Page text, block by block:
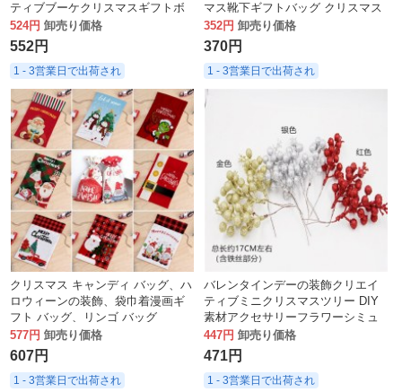
ティブブーケクリスマスギフトボ
ックスボタン銅線ライトパーティ
ー中庭
524円 卸売り価格
552円
1 - 3営業日で出荷され
マス靴下ギフトバッグ クリスマス
キャンディーバッグ
352円 卸売り価格
370円
1 - 3営業日で出荷され
クリスマス キャンディ バッグ、ハ
ロウィーンの装飾、袋巾着漫画ギ
フト バッグ、リンゴ バッグ
577円 卸売り価格
607円
1 - 3営業日で出荷され
バレンタインデーの装飾クリエイ
ティブミニクリスマスツリー DIY
素材アクセサリーフラワーシミュ
レーション光沢のある赤いベリー
ブーケ
447円 卸売り価格
471円
1 - 3営業日で出荷され